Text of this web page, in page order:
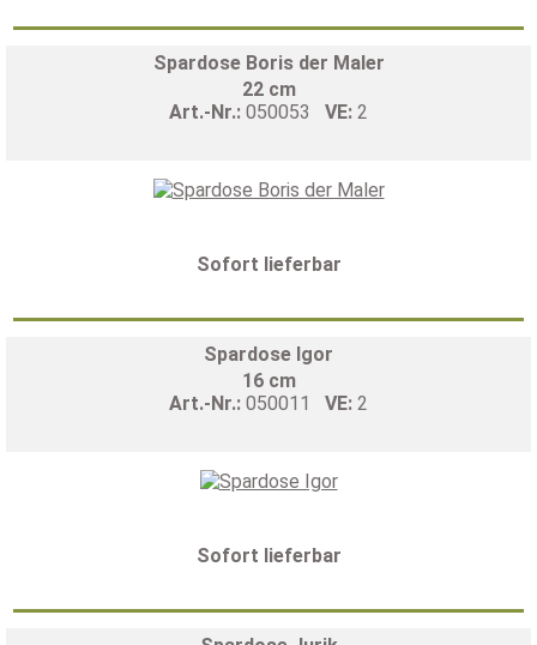
Spardose Boris der Maler
22 cm
Art.-Nr.: 050053 VE: 2
Sofort lieferbar
Spardose Igor
16 cm
Art.-Nr.: 050011 VE: 2
Sofort lieferbar